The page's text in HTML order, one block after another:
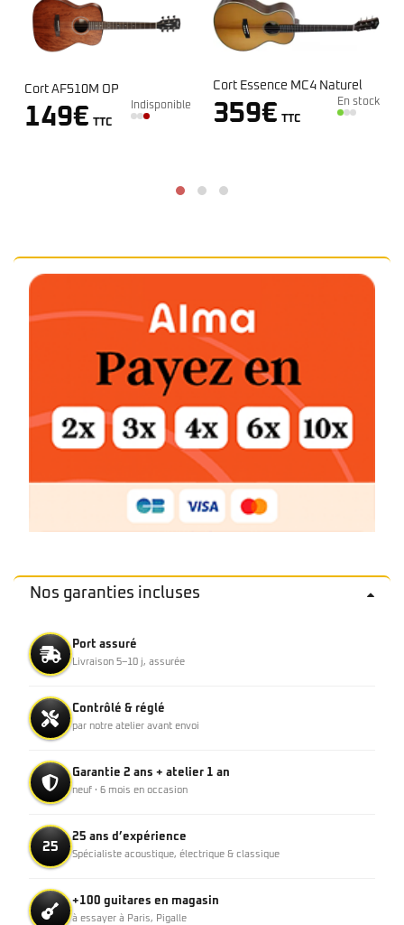
Cort Essence MC4 Naturel
359€ TTC
En stock
Cort Earth Mini OP
209€ En
Nos garanties incluses
Port assuré
Livraison 5–10 j, assurée
Contrôlé & réglé
par notre atelier avant envoi
Garantie 2 ans + atelier 1 an
neuf · 6 mois en occasion
25
25 ans d’expérience
Spécialiste acoustique, électrique & classique
+100 guitares en magasin
à essayer à Paris, Pigalle